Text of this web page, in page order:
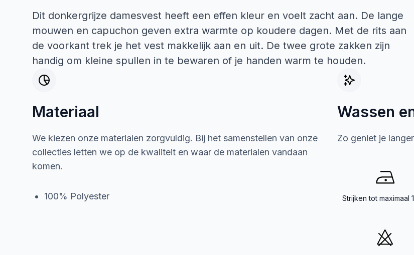
Dit donkergrijze damesvest heeft een effen kleur en voelt zacht aan. De lange
mouwen en capuchon geven extra warmte op koudere dagen. Met de rits aan
de voorkant trek je het vest makkelijk aan en uit. De twee grote zakken zijn
handig om kleine spullen in te bewaren of je handen warm te houden.
Materiaal
We kiezen onze materialen zorgvuldig. Bij het samenstellen van onze
collecties letten we op de kwaliteit en waar de materialen vandaan
komen.
100% Polyester
Wassen
Zo geniet je
Strijken tot maximaal